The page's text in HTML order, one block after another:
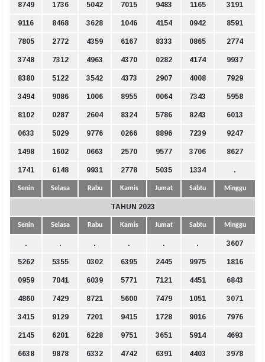
8749 1736 5042 7015 9483 1165 3191
9116 8468 3628 1046 4154 0942 8591
7805 2772 4359 6167 8333 0865 2774
3748 7312 4963 4370 0282 4174 9937
8380 5122 3542 4373 2907 4008 7929
3494 9086 1006 8955 0064 7343 5958
8102 0287 2604 8324 5786 8243 6013
0633 5029 9776 0266 8896 7239 9247
1498 1602 0663 2570 9577 3706 8627
1741 6148 9931 2778 5035 1334 .
Senin Selasa Rabu Kamis Jumat Sabtu Minggu
TAHUN 2023
Senin Selasa Rabu Kamis Jumat Sabtu Minggu
. . . . . . 3607
5262 5355 0302 6395 2445 9975 1816
0959 7041 6039 5771 7121 4451 6843
4860 7429 8721 5600 7479 1051 3071
3415 9129 7201 9415 1728 9016 7976
2145 6201 6228 9751 3651 5914 4693
6638 9878 6332 4742 6391 4403 3978